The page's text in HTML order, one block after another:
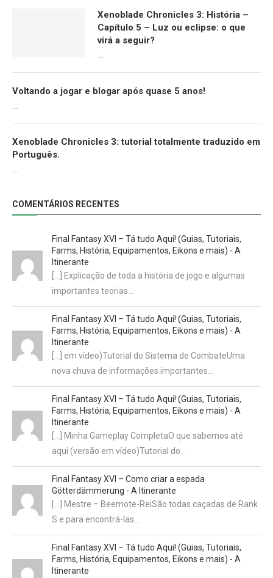
Xenoblade Chronicles 3: História –
Capítulo 5 – Luz ou eclipse: o que
virá a seguir?
Voltando a jogar e blogar após quase 5 anos!
Xenoblade Chronicles 3: tutorial totalmente traduzido em
Português.
COMENTÁRIOS RECENTES
Final Fantasy XVI – Tá tudo Aqui! (Guias, Tutoriais,
Farms, História, Equipamentos, Eikons e mais) - A
Itinerante
[…] Explicação de toda a história de jogo e algumas
importantes teorias…
Final Fantasy XVI – Tá tudo Aqui! (Guias, Tutoriais,
Farms, História, Equipamentos, Eikons e mais) - A
Itinerante
[…] em vídeo)Tutorial do Sistema de CombateUma
nova chuva de informações importantes…
Final Fantasy XVI – Tá tudo Aqui! (Guias, Tutoriais,
Farms, História, Equipamentos, Eikons e mais) - A
Itinerante
[…] Minha Gameplay CompletaO que sabemos até
aqui (versão em vídeo)Tutorial do…
Final Fantasy XVI – Como criar a espada
Götterdämmerung - A Itinerante
[…] Mestre – Beemote-ReiSão todas caçadas de Rank
S e para encontrá-las…
Final Fantasy XVI – Tá tudo Aqui! (Guias, Tutoriais,
Farms, História, Equipamentos, Eikons e mais) - A
Itinerante